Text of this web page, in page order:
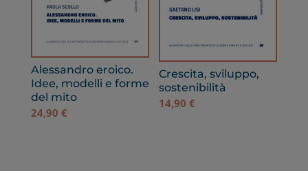
Alessandro eroico.
Idee, modelli e forme
del mito
24,90 €
Crescita, sviluppo,
sostenibilità
14,90€